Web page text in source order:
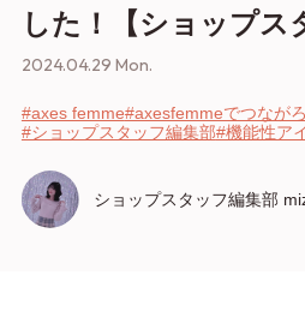
した！【ショップス
2024.04.29 Mon.
#axes femme#axesfemmeでつなが
#ショップスタッフ編集部#機能性ア
ショップスタッフ編集部